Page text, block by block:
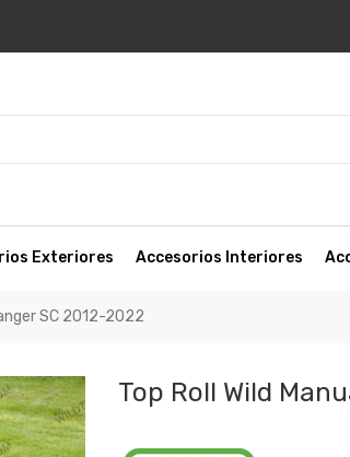
Exteriores Accesorios Interiores
SC 2012-2022
Top Roll Wild